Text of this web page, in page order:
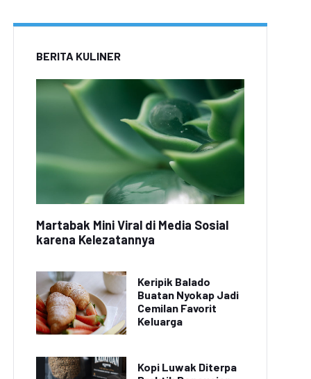
BERITA KULINER
Martabak Mini Viral di Media Sosial
karena Kelezatannya
Keripik Balado
Buatan Nyokap Jadi
Cemilan Favorit
Keluarga
Kopi Luwak Diterpa